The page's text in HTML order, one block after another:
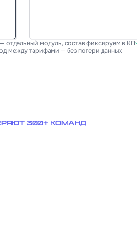
отдельный модуль, состав фиксируем в КП
между тарифами — без потери данных
300+ КОМАНД